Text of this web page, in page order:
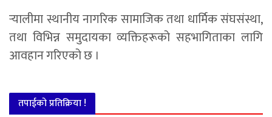
र्‍यालीमा स्थानीय नागरिक सामाजिक तथा धार्मिक संघसंस्था,
तथा विभिन्न समुदायका व्यक्तिहरूको सहभागिताका लागि
आवहान गरिएको छ ।
तपाईको प्रतिक्रिया !